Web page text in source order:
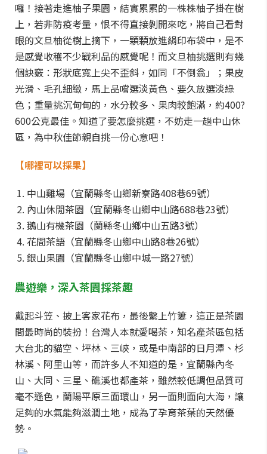
囉！接著走進柚子果園，結實累累的一株株柚子掛在樹
上，若非防疫考量，恨不得直接剝開來吃，將自己看對
眼的文旦柚從樹上摘下，一顆顆放進絹印布袋中，是不
是感覺收穫不少戰利品的感覺呢！而文旦柚挑選則有幾
個訣竅：形狀底寬上尖不歪斜，如同「不倒翁」；果皮
光滑、毛孔細緻，馬上品嚐選淡黃色、要久放選淡綠
色；重量挑沉甸甸的，水分較多、果肉較飽滿，約400?
600公克最佳。知道了要怎麼挑選，不妨走一趟中山休
區，為中秋佳節親自挑一份心意吧！
【哪裡可以採果】
中山雞場（宜蘭縣冬山鄉新寮路408巷69號）
內山休閒茶園（宜蘭縣冬山鄉中山路688巷23號）
鵝山有機茶園（蘭縣冬山鄉中山五路3號）
花間茶語（宜蘭縣冬山鄉中山路8巷26號）
銀山果園（宜蘭縣冬山鄉中城一路27號）
農遊樂，深入茶園採茶趣
戴起斗笠、披上客家花布，最後繫上竹簍，這正是茶園
間最時尚的裝扮！台灣人本就愛喝茶，知名產茶區包括
大台北的貓空、坪林、三峽，或是中南部的日月潭、杉
林溪、阿里山等，而許多人不知道的是，宜蘭縣內冬
山、大同、三星、礁溪也都產茶，雖然較低調但品質可
毫不遜色，蘭陽平原三面環山，另一面則面向大海，讓
足夠的水氣能夠滋潤土地，成為了孕育茶葉的天然優
勢。